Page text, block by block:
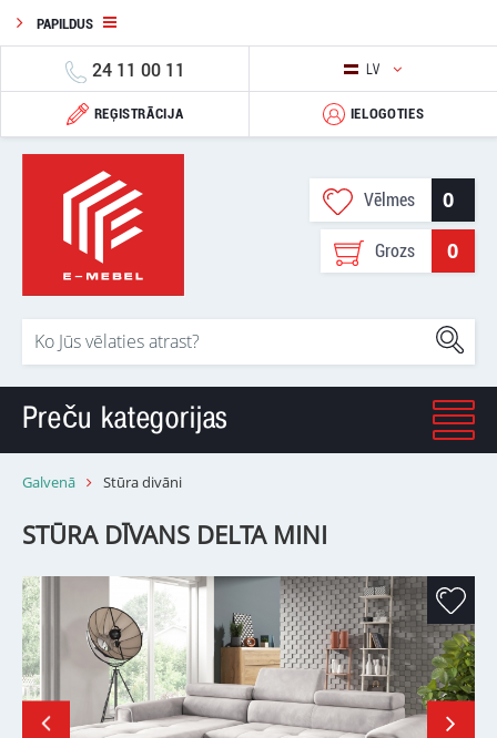
PAPILDUS
24 11 00 11 LV
REĢISTRĀCIJA IELOGOTIES
Vēlmes 0
Grozs 0
Preču kategorijas
Galvenā Stūra divāni
STŪRA DĪVANS DELTA MINI